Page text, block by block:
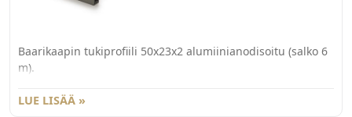
Baarikaapin tukiprofiili 50x23x2 alumiinianodisoitu (salko 6
m).
LUE LISÄÄ »